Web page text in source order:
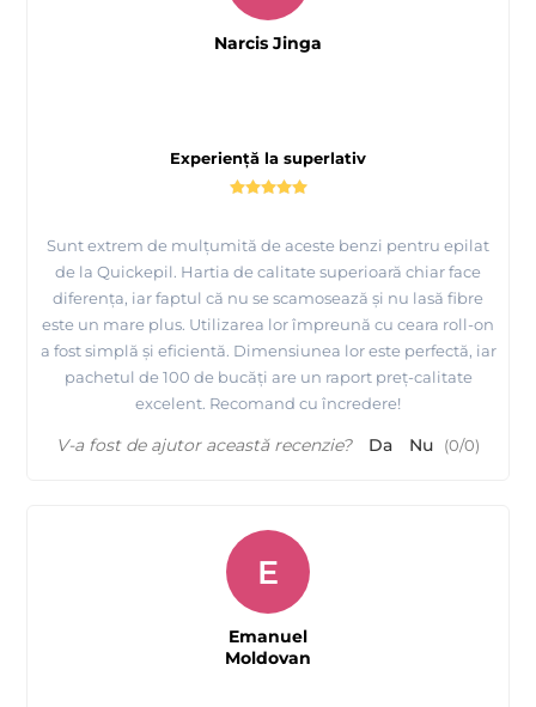
Experiență la superlativ
Sunt extrem de mulțumită de aceste benzi pentru epilat
de la Quickepil. Hartia de calitate superioară chiar face
diferența, iar faptul că nu se scamosează și nu lasă fibre
este un mare plus. Utilizarea lor împreună cu ceara roll-on
a fost simplă și eficientă. Dimensiunea lor este perfectă, iar
pachetul de 100 de bucăți are un raport preț-calitate
excelent. Recomand cu încredere!
Narcis Jinga
V-a fost de ajutor această recenzie? Da Nu (0/0)
E
Emanuel
Moldovan